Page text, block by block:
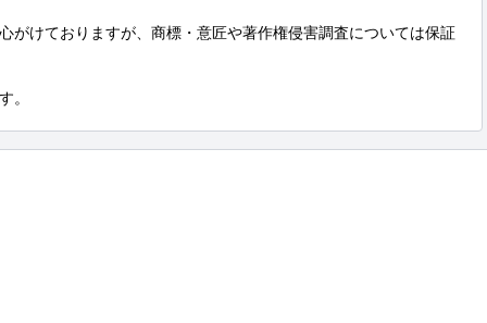
がけておりますが、商標・意匠や著作権侵害調査については保証
。